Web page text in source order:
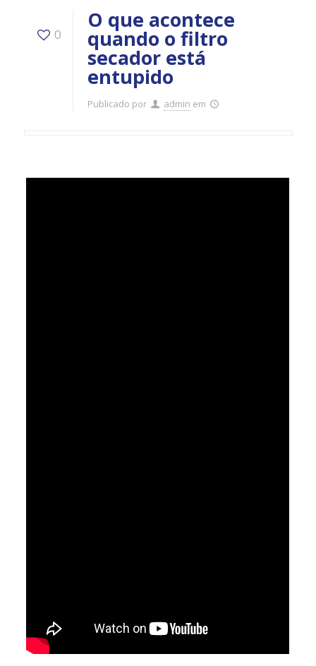
0
O que acontece
quando o filtro
secador está
entupido
Publicado por admin em